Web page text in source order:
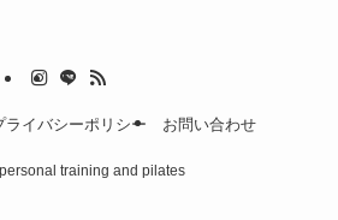
ライバシーポリシー お問い合わせ
training and pilates